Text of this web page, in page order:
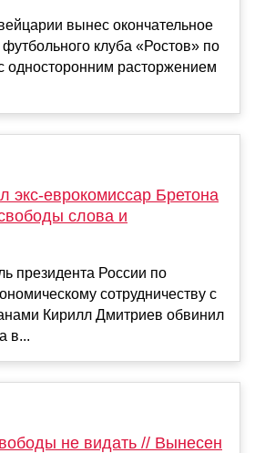
вынес окончательное
клуба «Ростов» по
односторонним расторжением
экс-еврокомиссар Бретона
слова и
президента России по
сотрудничеству с
Кирилл Дмитриев обвинил
в...
не видать // Вынесен